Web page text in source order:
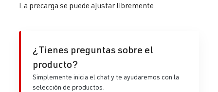
La precarga se puede ajustar libremente.
¿Tienes preguntas sobre el
producto?
Simplemente inicia el chat y te ayudaremos con la
selección de productos.